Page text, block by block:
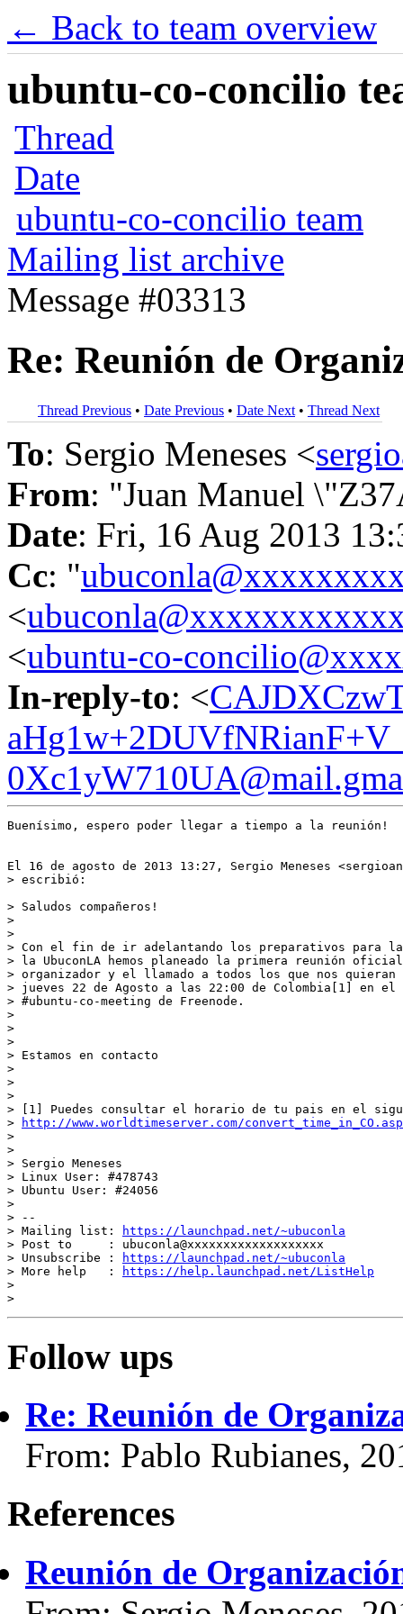
← Back to team overview
ubuntu-co-concilio
Thread
Date
ubuntu-co-concilio team
Mailing list archive
Message #03313
Re: Reunión de
Thread Previous • Date Previous • Date Next • Thread Next
To: Sergio Meneses <
From: "Juan Manuel
Date: Fri, 16 Aug 2013
Cc: "
<
<ubuntu-co-
In-reply-to: <
Buenísimo, espero poder llegar a tiempo a la reunión!
El 16 de agosto de 2013 13:27, Sergio Meneses
> escribió:
> Saludos compañeros!
>
>
> Con el fin de ir adelantando los preparativos para la
> la UbuconLA hemos planeado la primera reunión
> organizador y el llamado a todos los que nos
> jueves 22 de Agosto a las 22:00 de Colombia[1] en el
> #ubuntu-co-meeting de Freenode.
>
>
>
> Estamos en contacto
>
>
>
> [1] Puedes consultar el horario de tu pais en el
>
http://www.worldtimeserver.com/
>
>
> Sergio Meneses
> Linux User: #478743
> Ubuntu User: #24056
>
> --
> Mailing list:
https://launchpad.net/~ubuconla
> Post to     : ubuconla@xxxxxxxxxxxxxxxxxxx
> Unsubscribe :
https://launchpad.net/~ubuconla
> More help   :
https://help.launchpad.net/ListHelp
>
Follow ups
Re: Reunión de
From: Pablo Rubianes,
References
Reunión de